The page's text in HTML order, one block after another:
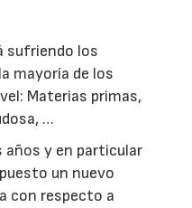
sufriendo los
mayoría de los
Materias primas,
…
años y en particular
un nuevo
con respecto a